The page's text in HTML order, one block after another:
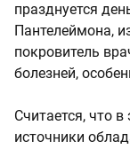
празднуется
Пантелеймона,
покровитель
болезней,
Считается, что
источники